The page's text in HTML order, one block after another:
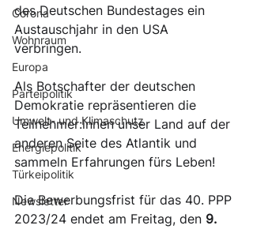
Corona
Wohnraum
Europa
Parteipolitik
Umwelt- und Klimaschutz
Energiepolitik
Türkeipolitik
Newsletter
des Deutschen Bundestages ein
Austauschjahr in den USA
verbringen.
Als Botschafter der deutschen
Demokratie repräsentieren die
Teilnehmer:innen unser Land auf der
anderen Seite des Atlantik und
sammeln Erfahrungen fürs Leben!
Die Bewerbungsfrist für das 40. PPP
2023/24 endet am Freitag, den 9.